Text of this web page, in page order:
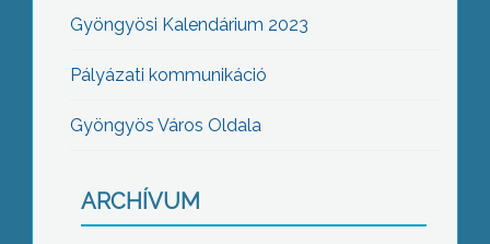
Gyöngyösi Kalendárium 2023
Pályázati kommunikáció
Gyöngyös Város Oldala
ARCHÍVUM